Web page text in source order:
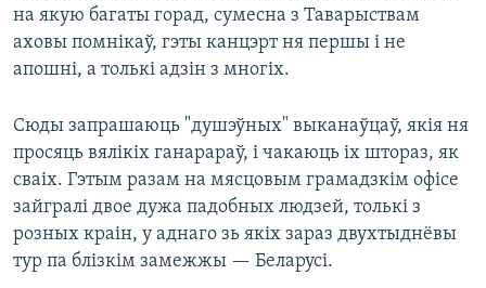
на якую багаты горад, сумесна з Таварыствам
аховы помнікаў, гэты канцэрт ня першы і не
апошні, а толькі адзін з многіх.
Сюды запрашаюць "душэўных" выканаўцаў, якія ня
просяць вялікіх ганарараў, і чакаюць іх штораз, як
сваіх. Гэтым разам на мясцовым грамадзкім офісе
зайгралі двое дужа падобных людзей, толькі з
розных краін, у аднаго зь якіх зараз двухтыднёвы
тур па блізкім замежжы — Беларусі.